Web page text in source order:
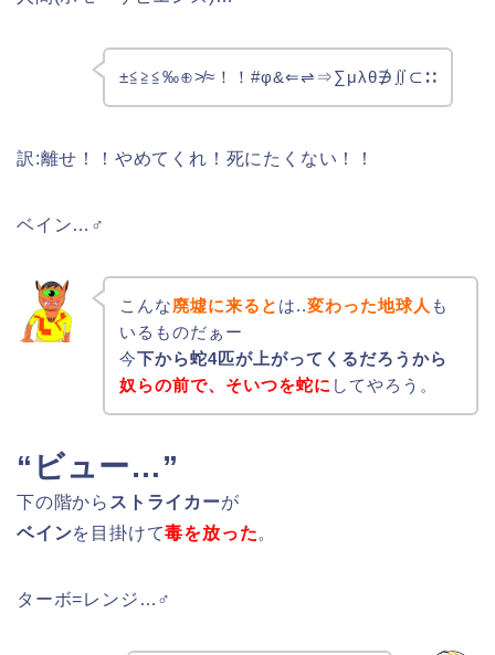
±≦≧≦‰⊕≯≈！！#φ&⇐⇌⇒∑μλθ∌∬⊂∷
訳:離せ！！やめてくれ！死にたくない！！
ベイン…♂
こんな廃墟に来ると は..変わった地球人 も
いるものだぁー
今下から蛇4匹が上がってくるだろうから
奴らの前で、そいつを蛇に してやろう。
“ビュー…”
下の階から ストライカーが
ベインを目掛けて毒を放った。
ターボ=レンジ…♂